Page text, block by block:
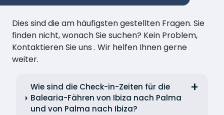
Dies sind die am häufigsten gestellten Fragen. Sie
finden nicht, wonach Sie suchen? Kein Problem,
Kontaktieren Sie uns . Wir helfen Ihnen gerne
weiter.
Wie sind die Check-in-Zeiten für die
Balearia-Fähren von Ibiza nach Palma
und von Palma nach Ibiza?